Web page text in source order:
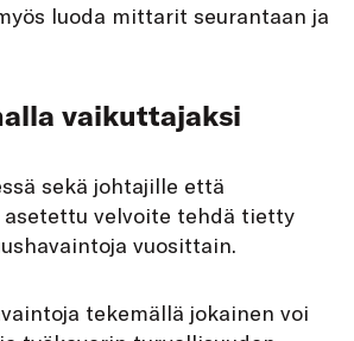
luoda mittarit seurantaan ja
vaikuttajaksi
sekä johtajille että
velvoite tehdä tietty
vuosittain.
tekemällä jokainen voi